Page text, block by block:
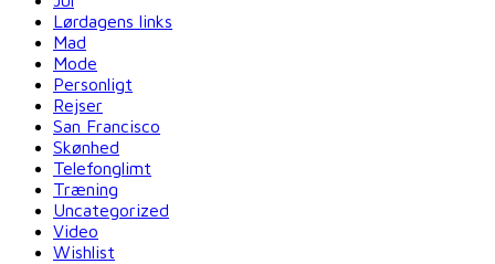
Lørdagens links
Mad
Mode
Personligt
Rejser
San Francisco
Skønhed
Telefonglimt
Træning
Uncategorized
Video
Wishlist